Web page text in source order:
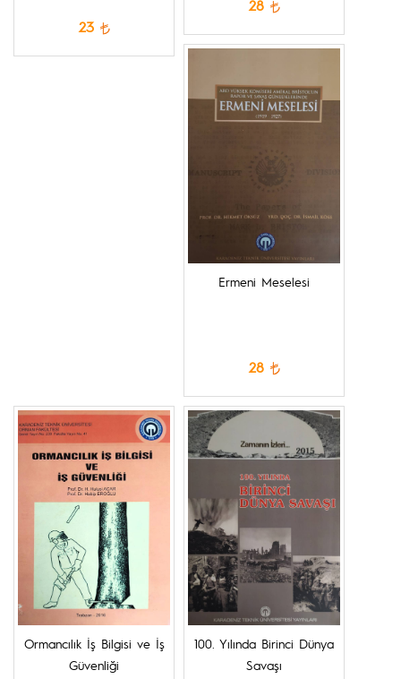
23
28
Ermeni Meselesi
28
Ormancılık İş Bilgisi ve İş
Güvenliği
100. Yılında Birinci Dünya
Savaşı